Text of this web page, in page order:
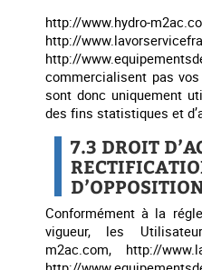
http://www.hydro-
http://
http://
commercialisent pas
sont donc uniquement
des fins statistiques et
7.3 DROIT
Conformément à la
vigueur, les
m2ac.com, http://